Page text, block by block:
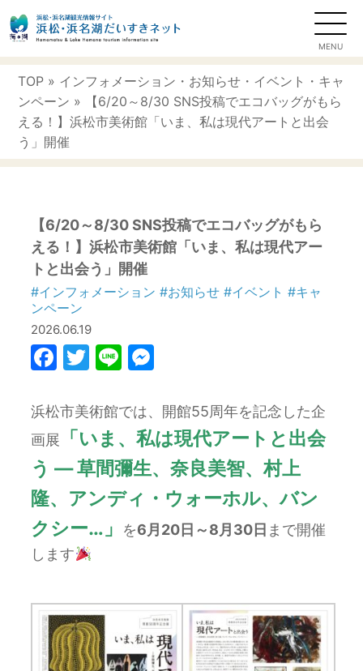
TOP » インフォメーション ・ お知らせ ・ イベント ・ キャ
ンペーン » 【6/20～8/30 SNS投稿でエコバッグがもら
える！】浜松市美術館「いま、私は現代アートと出会
う」開催
【6/20～8/30 SNS投稿でエコバッグがもら
える！】浜松市美術館「いま、私は現代アー
トと出会う」開催
#インフォメーション #お知らせ #イベント #キャ
ンペーン
2026.06.19
Facebook
Twitter
Line
浜松市美術館では、開館55周年を記念した企
画展
「いま、私は現代アートと出会
う ― 草間彌生、奈良美智、村上
隆、 アンディ・ウォーホル、バン
クシー…」
を6月20日～8月30日 まで開催
します